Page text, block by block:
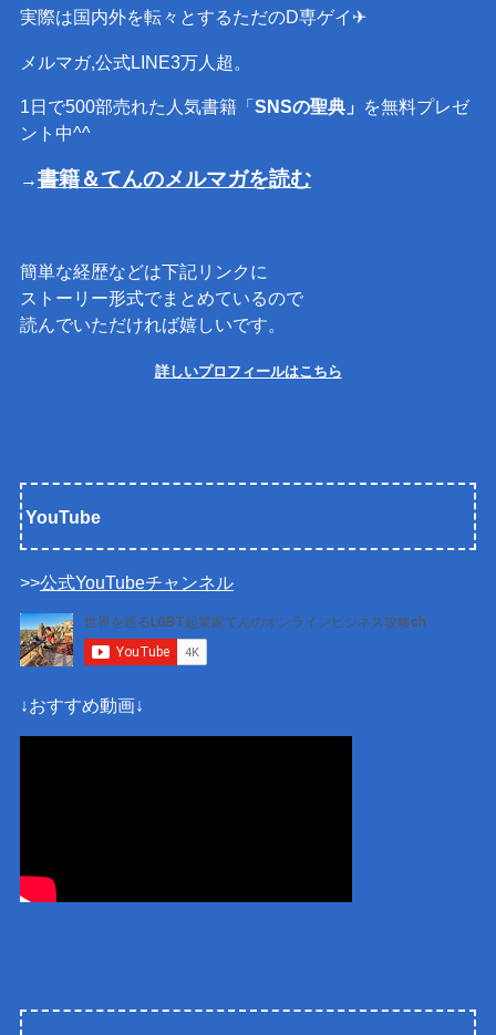
実際は国内外を転々とするただのD専ゲイ✈︎
メルマガ,公式LINE3万人超。
1日で500部売れた人気書籍「SNSの聖典」
を無料プレゼ
ント中^^
→書籍＆てんのメルマガを読む
簡単な経歴などは下記リンクに
ストーリー形式でまとめているので
読んでいただければ嬉しいです。
詳しいプロフィールはこちら
YouTube
>>公式YouTubeチャンネル
↓おすすめ動画↓